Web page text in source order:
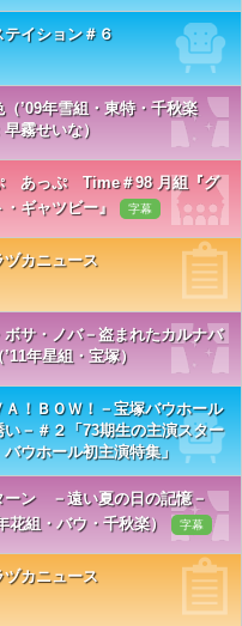
テイション＃６
（’09年雪組・東特・千秋楽
霧せいな）
あっぷ Time＃98 月組『グ
・ギャツビー』
字幕
ヅカニュース
ボサ・ノバ－盗まれたカルナバ
年星組・宝塚）
Ａ！ＢＯＷ！－宝塚バウホール
い－＃２「73期生の主演スター
ウホール初主演特集」
ーン －遠い夏の日の記憶－
花組・バウ・千秋楽）
字幕
ヅカニュース